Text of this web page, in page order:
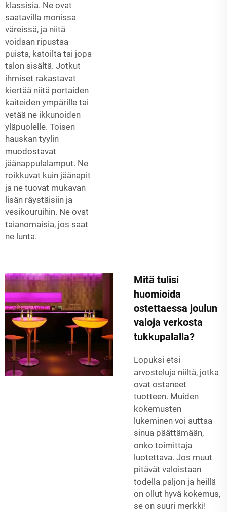
klassisia. Ne ovat
saatavilla monissa
väreissä, ja niitä
voidaan ripustaa
puista, katoilta tai jopa
talon sisältä. Jotkut
ihmiset rakastavat
kiertää niitä portaiden
kaiteiden ympärille tai
vetää ne ikkunoiden
yläpuolelle. Toisen
hauskan tyylin
muodostavat
jäänappulalamput. Ne
roikkuvat kuin jäänapit
ja ne tuovat mukavan
lisän räystäisiin ja
vesikouruihin. Ne ovat
taianomaisia, jos saat
ne lunta.
Mitä tulisi
huomioida
ostettaessa joulun
valoja verkosta
tukkupalalla?
Lopuksi etsi
arvosteluja niiltä, jotka
ovat ostaneet
tuotteen. Muiden
kokemusten
lukeminen voi auttaa
sinua päättämään,
onko toimittaja
luotettava. Jos muut
pitävät valoistaan
todella paljon ja heillä
on ollut hyvä kokemus,
se on suuri merkki!